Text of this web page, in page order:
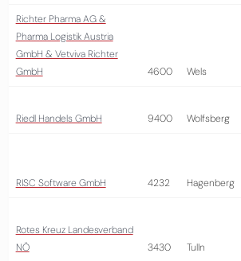
Richter Pharma AG &
Pharma Logistik Austria
GmbH & Vetviva Richter
GmbH
4600 Wels
Riedl Handels GmbH 9400 Wolfsberg
RISC Software GmbH 4232 Hagenberg
Rotes Kreuz Landesverband
NÖ
3430 Tulln